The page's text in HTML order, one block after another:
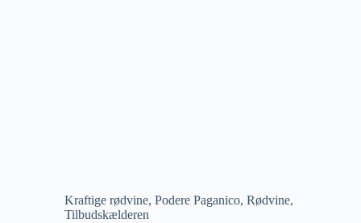
Kraftige rødvine, Podere Paganico, Rødvine,
Tilbudskælderen